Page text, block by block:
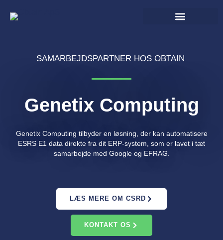
SAMARBEJDSPARTNER HOS OBTAIN
Genetix Computing
Genetix Computing tilbyder en løsning, der kan automatisere
ESRS E1 data direkte fra dit ERP-system, som er lavet i tæt
samarbejde med Google og EFRAG.
LÆS MERE OM CSRD
KONTAKT OS